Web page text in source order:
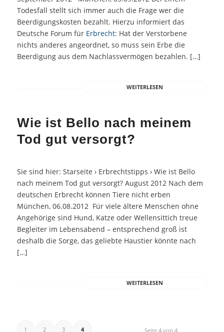
Todesfall stellt sich immer auch die Frage wer die
Beerdigungskosten bezahlt. Hierzu informiert das
Deutsche Forum für Erbrecht: Hat der Verstorbene
nichts anderes angeordnet, so muss sein Erbe die
Beerdigung aus dem Nachlassvermögen bezahlen. […]
WEITERLESEN
Wie ist Bello nach meinem
Tod gut versorgt?
Sie sind hier: Starseite › Erbrechtstipps › Wie ist Bello
nach meinem Tod gut versorgt? August 2012 Nach dem
deutschen Erbrecht können Tiere nicht erben
München, 06.08.2012 Für viele ältere Menschen ohne
Angehörige sind Hund, Katze oder Wellensittich treue
Begleiter im Lebensabend – entsprechend groß ist
deshalb die Sorge, das geliebte Haustier könnte nach
[…]
WEITERLESEN
Seite 4 von 4
1 2 3 4